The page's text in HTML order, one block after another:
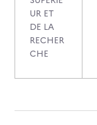
UR ET
DE LA
RECHER
CHE